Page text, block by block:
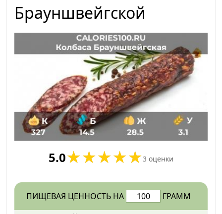
Брауншвейгской
5.0 3 оценки
ПИЩЕВАЯ ЦЕННОСТЬ НА ГРАММ